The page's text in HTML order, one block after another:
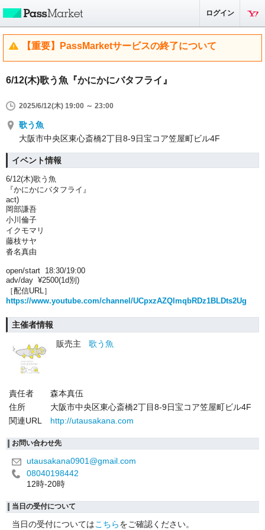
ログイン
【重要】PassMarketサービスの終了について
6/12(木)歌う魚『かにかにバタフライ』
2025/6/12(木) 19:00 ～ 23:00
歌う魚
大阪市中央区東心斎橋2丁目8-9日宝コア笠屋町ビル4F
イベント情報
6/12(木)歌う魚
『かにかにバタフライ』
act)
岡部謙吾
小川倫子
イクモマリ
藤枝サヤ
沓名真由
open/start 18:30/19:00
adv/day ¥2500(1d別)
［配信URL］
https://www.youtube.com/channel/UCpxzAZQlmqbRDz1BLDts2Ug
主催者情報
販売主
歌う魚
責任者
森本真伍
住所
大阪市中央区東心斎橋2丁目8-9日宝コア笠屋町ビル4F
関連URL
http://utausakana.com
お問い合わせ先
utausakana0901@gmail.com
08040198442
12時-20時
当日の受付について
当日の受付についてはこちらをご確認ください。